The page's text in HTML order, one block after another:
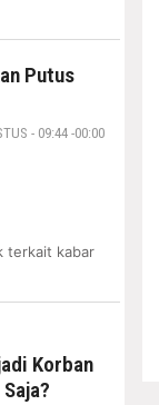
Putus
- 09:44 -00:00
terkait kabar
Korban